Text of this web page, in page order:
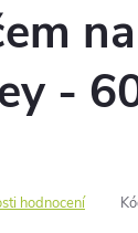
-
hodnocení